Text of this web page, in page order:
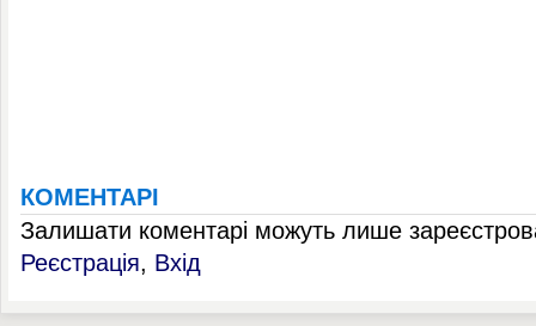
КОМЕНТАРІ
Залишати коментарі можуть лише
Реєстрація, Вхід